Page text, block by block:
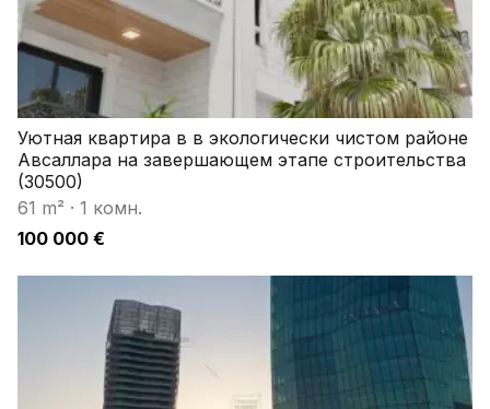
Уютная квартира в в экологически чистом районе
Авсаллара на завершающем этапе строительства
(30500)
61 m² · 1 комн.
100 000 €